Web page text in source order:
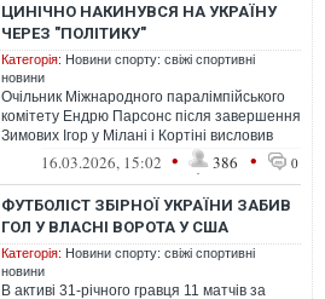
ЦИНІЧНО НАКИНУВСЯ НА УКРАЇНУ
ЧЕРЕЗ "ПОЛІТИКУ"
Категорія: Новини спорту: свіжі спортивні
новини
Очільник Міжнародного паралімпійського
комітету Ендрю Парсонс після завершення
Зимових Ігор у Мілані і Кортіні висловив
розчарування українцями. Посад...
16.03.2026, 15:02 • 386 • 0
ФУТБОЛІСТ ЗБІРНОЇ УКРАЇНИ ЗАБИВ
ГОЛ У ВЛАСНІ ВОРОТА У США
Категорія: Новини спорту: свіжі спортивні
новини
В активі 31-річного гравця 11 матчів за